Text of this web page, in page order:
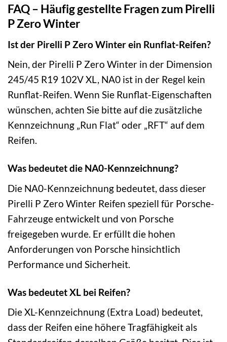
FAQ – Häufig gestellte Fragen zum Pirelli
P Zero Winter
Ist der Pirelli P Zero Winter ein Runflat-Reifen?
Nein, der Pirelli P Zero Winter in der Dimension
245/45 R19 102V XL, NA0 ist in der Regel kein
Runflat-Reifen. Wenn Sie Runflat-Eigenschaften
wünschen, achten Sie bitte auf die zusätzliche
Kennzeichnung „Run Flat“ oder „RFT“ auf dem
Reifen.
Was bedeutet die NA0-Kennzeichnung?
Die NA0-Kennzeichnung bedeutet, dass dieser
Pirelli P Zero Winter Reifen speziell für Porsche-
Fahrzeuge entwickelt und von Porsche
freigegeben wurde. Er erfüllt die hohen
Anforderungen von Porsche hinsichtlich
Performance und Sicherheit.
Was bedeutet XL bei Reifen?
Die XL-Kennzeichnung (Extra Load) bedeutet,
dass der Reifen eine höhere Tragfähigkeit als